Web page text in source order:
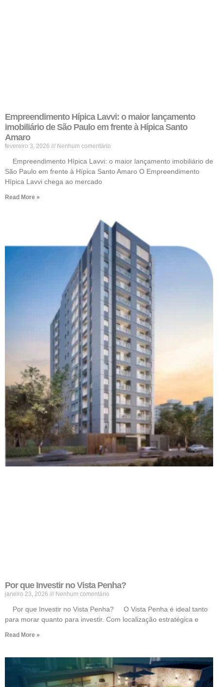
Empreendimento Hípica Lavvi: o maior lançamento
imobiliário de São Paulo em frente à Hípica Santo
Amaro
fevereiro 3, 2026 Nenhum comentário
Empreendimento Hípica Lavvi: o maior lançamento imobiliário de
São Paulo em frente à Hípica Santo Amaro O Empreendimento
Hípica Lavvi chega ao mercado
Read More »
Por que Investir no Vista Penha?
janeiro 23, 2026 Nenhum comentário
Por que Investir no Vista Penha? O Vista Penha é ideal tanto
para morar quanto para investir. Com localização estratégica e
Read More »